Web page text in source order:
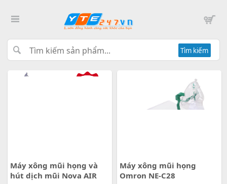
Tìm kiếm
Máy xông mũi họng và
hút dịch mũi Nova AIR
Máy xông mũi họng
Omron NE-C28